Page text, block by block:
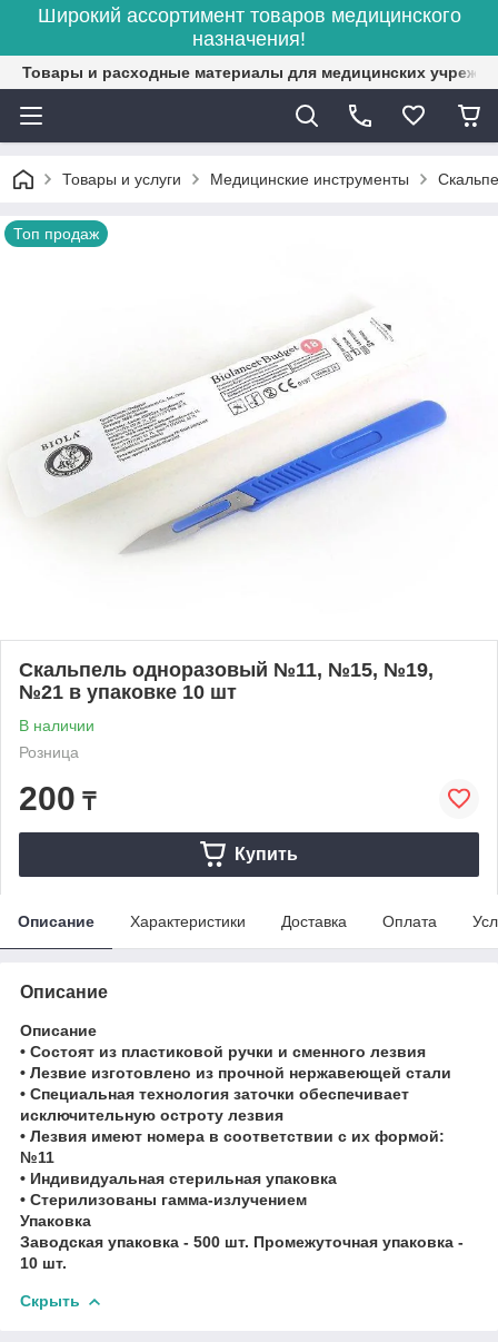
Широкий ассортимент товаров медицинского
назначения!
Товары и расходные материалы для медицинских
Товары и услуги Медицинские инструменты
Топ продаж
Скальпель одноразовый №11, №15, №19,
№21 в упаковке 10 шт
В наличии
Розница
200 ₸
Купить
Описание Характеристики Доставка Оплата
Описание
Описание
• Состоят из пластиковой ручки и сменного лезвия
• Лезвие изготовлено из прочной нержавеющей стали
• Специальная технология заточки обеспечивает
исключительную остроту лезвия
• Лезвия имеют номера в соответствии с их формой:
№11
• Индивидуальная стерильная упаковка
• Стерилизованы гамма-излучением
Упаковка
Заводская упаковка - 500 шт. Промежуточная упаковка -
10 шт.
Скрыть